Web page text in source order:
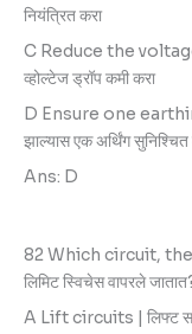
नियंत्रित करा
C Reduce the
व्होल्टेज ड्रॉप कमी करा
D Ensure one
झाल्यास एक अर्थिंग सुनिश्चित
Ans: D
82 Which circuit, the
लिमिट स्विचेस वापरले
A Lift circuits | लिफ्ट